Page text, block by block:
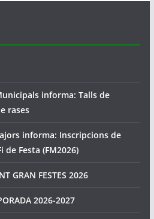
informa: Talls de
rases
informa: Inscripcions de
de Festa (FM2026)
GRAN FESTES 2026
2026-2027